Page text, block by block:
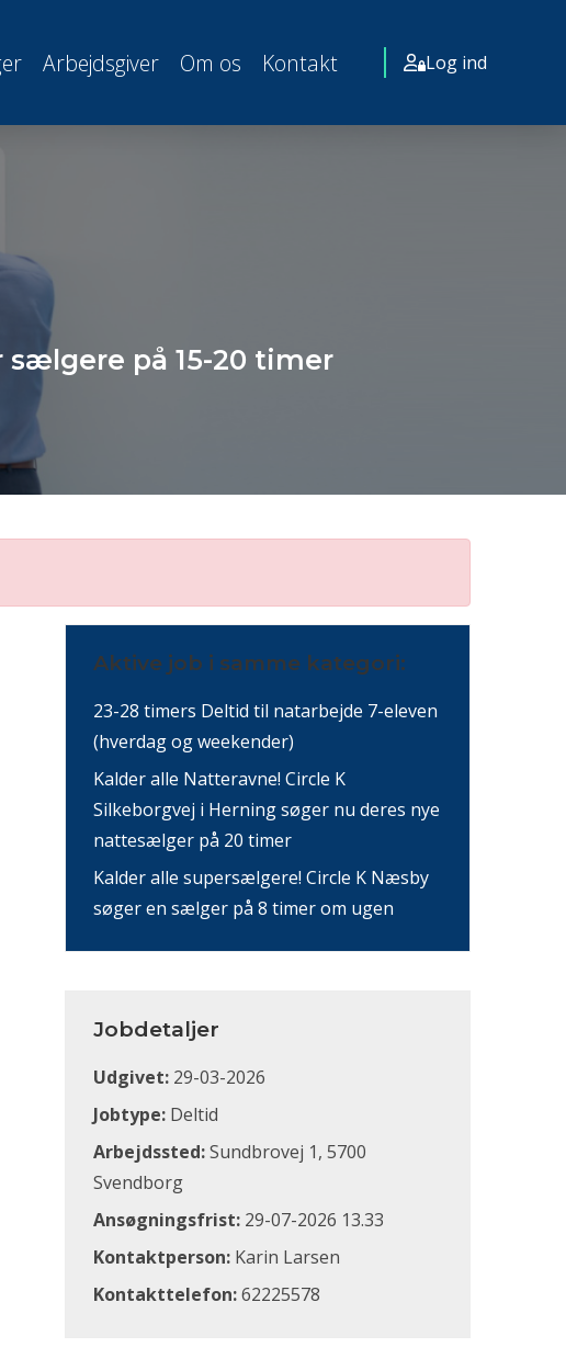
Arbejdsgiver Om os Kontakt Log ind
sælgere på 15-20 timer
Aktive job i samme kategori:
23-28 timers Deltid til natarbejde 7-eleven
(hverdag og weekender)
Kalder alle Natteravne! Circle K
Silkeborgvej i Herning søger nu deres nye
nattesælger på 20 timer
Kalder alle supersælgere! Circle K Næsby
søger en sælger på 8 timer om ugen
Jobdetaljer
Udgivet: 29-03-2026
Jobtype: Deltid
Arbejdssted:Sundbrovej 1, 5700
Svendborg
Ansøgningsfrist: 29-07-2026 13.33
Kontaktperson: Karin Larsen
Kontakttelefon:62225578